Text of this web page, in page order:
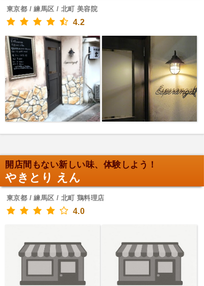
東京都 / 練馬区 / 北町 美容院
4.2
開店間もない新しい味、体験しよう！
やきとり えん
東京都 / 練馬区 / 北町 鶏料理店
4.0